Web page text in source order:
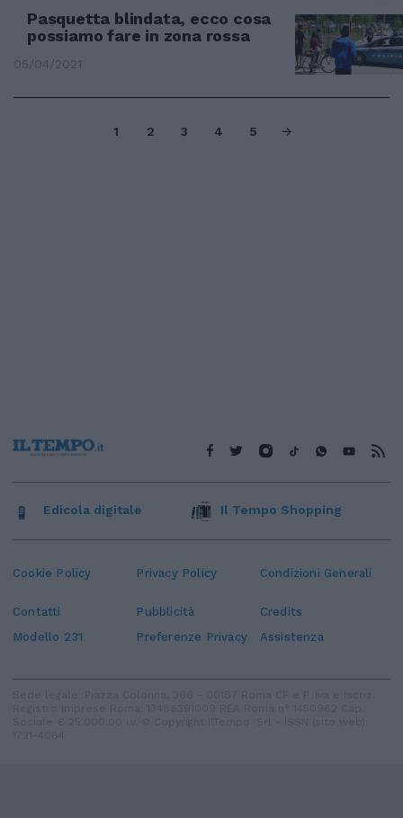
Pasquetta blindata, ecco cosa
possiamo fare in zona rossa
05/04/2021
1 2 3 4 5
Cookie Policy Privacy Policy Condizioni Generali
Contatti Pubblicità
Credits
Modello 231
Preferenze Privacy Assistenza
Edicola digitale Il Tempo Shopping